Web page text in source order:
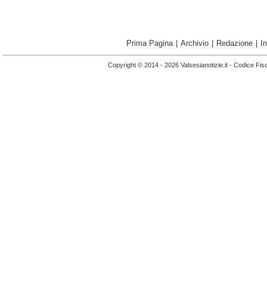
Prima Pagina Archivio Redazione
Copyright © 2014 - 2026 Valsesianotizie.it - Codice